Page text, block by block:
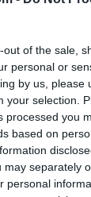
out of the sale,
personal or
by us, please
your selection.
processed you
based on
may separately
personal
E
L
E
T
E